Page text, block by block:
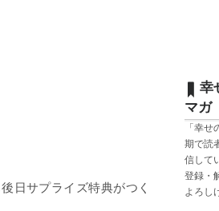
日サプライズ特典がつく
幸
マガ
「幸
期で読
信して
登録・
よろし